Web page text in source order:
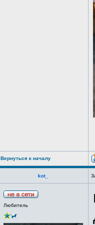
Вернуться к началу
kot_
Любитель